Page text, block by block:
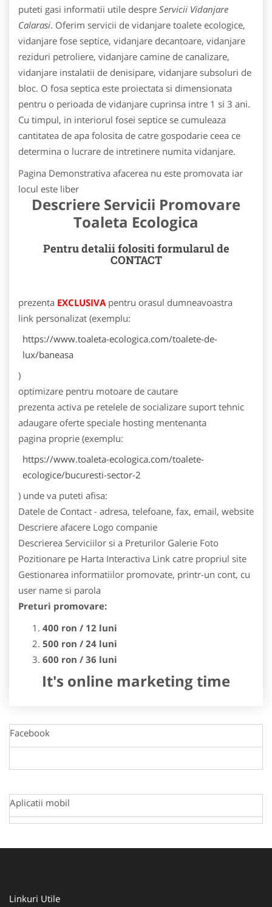
puteti gasi informatii utile despre Servicii Vidanjare
Calarasi. Oferim servicii de vidanjare toalete ecologice,
vidanjare fose septice, vidanjare decantoare, vidanjare
reziduri petroliere, vidanjare camine de canalizare,
vidanjare instalatii de denisipare, vidanjare subsoluri de
bloc. O fosa septica este proiectata si dimensionata
pentru o perioada de vidanjare cuprinsa intre 1 si 3 ani.
Cu timpul, in interiorul fosei septice se cumuleaza
cantitatea de apa folosita de catre gospodarie ceea ce
determina o lucrare de intretinere numita vidanjare.
Pagina Demonstrativa afacerea nu este promovata iar
locul este liber
Descriere Servicii Promovare
Toaleta Ecologica
Pentru detalii folositi formularul de
CONTACT
prezenta EXCLUSIVA pentru orasul dumneavoastra
link personalizat (exemplu:
https://www.toaleta-ecologica.com/toalete-de-
lux/baneasa
)
optimizare pentru motoare de cautare
prezenta activa pe retelele de socializare suport tehnic
adaugare oferte speciale hosting mentenanta
pagina proprie (exemplu:
https://www.toaleta-ecologica.com/toalete-
ecologice/bucuresti-sector-2
) unde va puteti afisa:
Datele de Contact - adresa, telefoane, fax, email, website
Descriere afacere Logo companie
Descrierea Serviciilor si a Preturilor Galerie Foto
Pozitionare pe Harta Interactiva Link catre propriul site
Gestionarea informatiilor promovate, printr-un cont, cu
user name si parola
Preturi promovare:
400 ron / 12 luni
500 ron / 24 luni
600 ron / 36 luni
It's online marketing time
Facebook
Aplicatii mobil
Linkuri Utile